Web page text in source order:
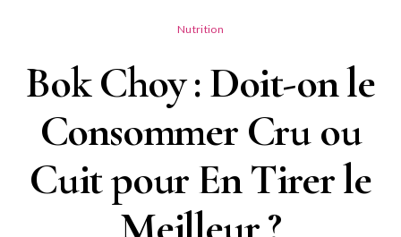
Nutrition
Bok Choy : Doit-on le
Consommer Cru ou
Cuit pour En Tirer le